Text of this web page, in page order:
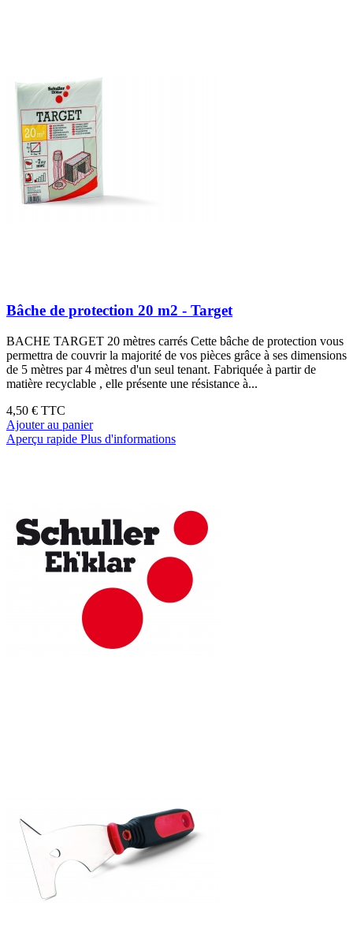
Bâche de protection 20 m2 - Target
BACHE TARGET 20 mètres carrés Cette bâche de protection vous
permettra de couvrir la majorité de vos pièces grâce à ses dimensions
de 5 mètres par 4 mètres d'un seul tenant. Fabriquée à partir de
matière recyclable , elle présente une résistance à...
4,50 € TTC
Ajouter au panier
Aperçu rapide Plus d'informations